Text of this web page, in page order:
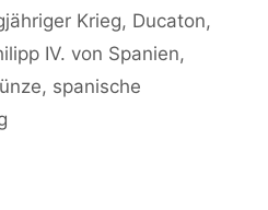
Krieg, Ducaton,
IV. von Spanien,
, spanische